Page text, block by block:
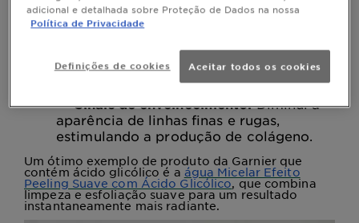
Acne:Ajuda a desobstruir os poros e
a reduzir a formação de acne.
Manchas escuras:Promove a
despigmentação e uniformiza o tom da
Sinais de envelhecimento:Diminui a
aparência de linhas finas e rugas,
estimulando a produção de colágeno.
Um ótimo exemplo de produto da Garnier que
contém ácido glicólico é a água Micelar Efeito
Peeling Suave com Ácido Glicólico, que combina
limpeza e esfoliação suave para um resultado
instantaneamente mais radiante.
adicional e detalhada sobre Proteção de Dados na nossa
Política de Privacidade
Definições de cookies Aceitar todos os cookies